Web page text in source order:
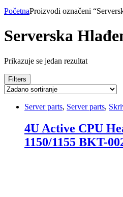
PočetnaProizvodi označeni
Serverska
Prikazuje se jedan rezultat
Filters
Server parts, Server parts,
4U Active CPU
1150/1155 BKT-